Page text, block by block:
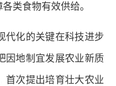
类食物有效供给。
化的关键在科技进步
因地制宜发展农业新质
首次提出培育壮大农业